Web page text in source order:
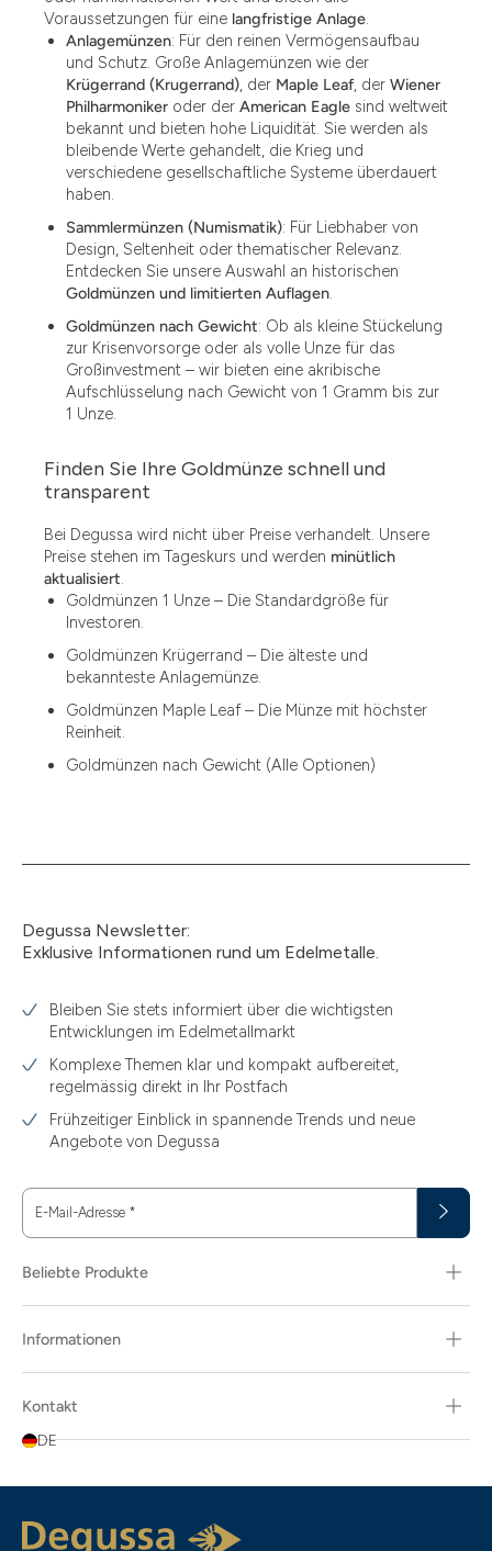
1.49
1.87
12.15
13.77
15.55
15.60
3.05
3.11
3.12
3.44
3.58
3.66
30
5.80
Voraussetzungen für eine langfristige Anlage.
Anlagemünzen: Für den reinen Vermögensaufbau
und Schutz. Große Anlagemünzen wie der
Krügerrand (Krugerrand), der Maple Leaf, der Wiener
Philharmoniker oder der American Eagle sind weltweit
bekannt und bieten hohe Liquidität. Sie werden als
bleibende Werte gehandelt, die Krieg und
verschiedene gesellschaftliche Systeme überdauert
haben.
Sammlermünzen (Numismatik): Für Liebhaber von
Design, Seltenheit oder thematischer Relevanz.
Entdecken Sie unsere Auswahl an historischen
Goldmünzen und limitierten Auflagen.
Goldmünzen nach Gewicht: Ob als kleine Stückelung
zur Krisenvorsorge oder als volle Unze für das
Großinvestment – wir bieten eine akribische
Aufschlüsselung nach Gewicht von 1 Gramm bis zur
1 Unze.
Finden Sie Ihre Goldmünze schnell und
transparent
Bei Degussa wird nicht über Preise verhandelt. Unsere
Preise stehen im Tageskurs und werden minütlich
aktualisiert.
Goldmünzen 1 Unze – Die Standardgröße für
Investoren.
Goldmünzen Krügerrand – Die älteste und
bekannteste Anlagemünze.
Goldmünzen Maple Leaf – Die Münze mit höchster
Reinheit.
Goldmünzen nach Gewicht (Alle Optionen)
Degussa Newsletter:
Exklusive Informationen rund um Edelmetalle.
Bleiben Sie stets informiert über die wichtigsten
Entwicklungen im Edelmetallmarkt
Komplexe Themen klar und kompakt aufbereitet,
regelmässig direkt in Ihr Postfach
Frühzeitiger Einblick in spannende Trends und neue
Angebote von Degussa
E-Mail-Adresse *
Beliebte Produkte
Informationen
Kontakt
DE